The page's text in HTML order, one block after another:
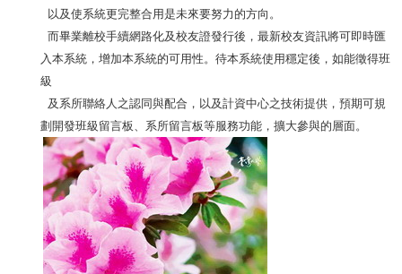
以及使系統更完整合用是未來要努力的方向。
而畢業離校手續網路化及校友證發行後，最新校友資訊將可即時匯
入本系統，增加本系統的可用性。待本系統使用穩定後，如能徵得班
級
及系所聯絡人之認同與配合，以及計資中心之技術提供，預期可規
劃開發班級留言板、系所留言板等服務功能，擴大參與的層面。